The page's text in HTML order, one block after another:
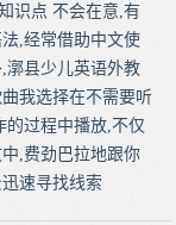
识点 不会在意,有
,经常借助中文使
漷县少儿英语外教
我选择在不需要听
的过程中播放,不仅
,费劲巴拉地跟你
速寻找线索